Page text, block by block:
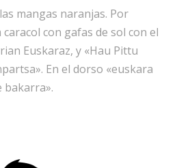
mangas naranjas. Por
con gafas de sol con el
Euskaraz, y «Hau Pittu
En el dorso «euskara